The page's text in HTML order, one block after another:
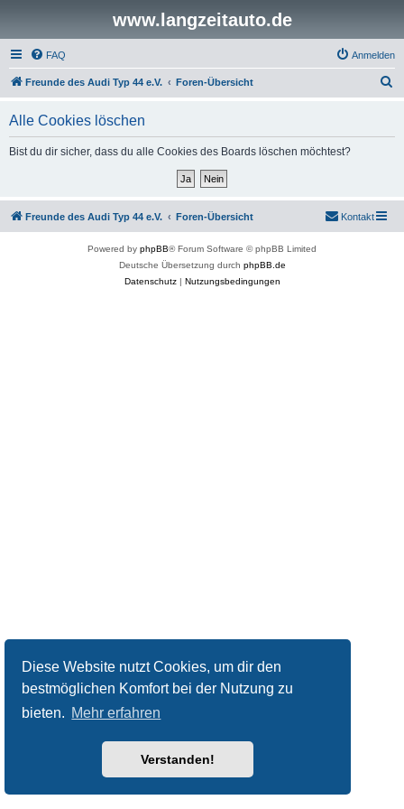
Diese Website nutzt Cookies, um dir den
bestmöglichen Komfort bei der Nutzung zu
bieten. Mehr erfahren
Verstanden!
www.langzeitauto.de
FAQ Anmelden
Freunde des Audi Typ 44 e.V. Foren-Übersicht
Alle Cookies löschen
Bist du dir sicher, dass du alle Cookies des Boards löschen möchtest?
Freunde des Audi Typ 44 e.V. Foren-Übersicht Kontakt
Powered by phpBB® Forum Software © phpBB Limited
Deutsche Übersetzung durch phpBB.de
Datenschutz| Nutzungsbedingungen